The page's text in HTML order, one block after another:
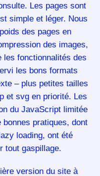
Les pages sont
simple et léger. Nous
des pages en
des images,
les fonctionnalités des
les bons formats
– plus petites tailles
et svg en priorité. Les
du JavaScript limitée
pratiques, dont
loading, ont été
tout gaspillage.
version du site à